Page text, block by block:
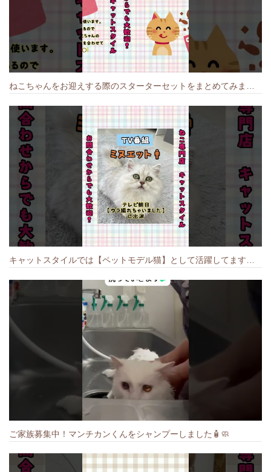
ご家族募集中！マンチカンくんをシャンプーしました🧴🧼